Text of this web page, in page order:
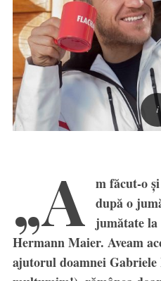
„A
m făcut-o
după o
jumătate
Hermann Maier. Aveam
ajutorul doamnei Gabriele